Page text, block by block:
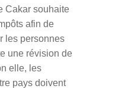
Cakar souhaite
afin de
les personnes
une révision de
elle, les
pays doivent